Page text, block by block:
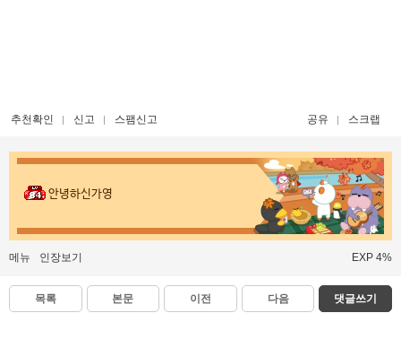
추천확인 신고 스팸신고 공유 스크랩
안녕하신가영
메뉴 인장보기 EXP 4%
목록 본문 이전 다음 댓글쓰기